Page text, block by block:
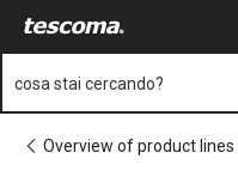
Vai al
cosa stai cercando?
Overview of product lines